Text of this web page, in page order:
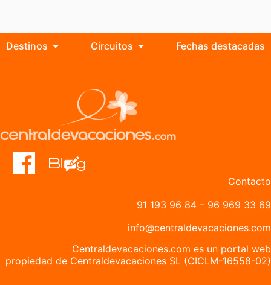
Destinos Circuitos Fechas destacadas
Contacto
91 193 96 84 – 96 969 33 69
info@centraldevacaciones.com
Centraldevacaciones.com es un portal web
propiedad de Centraldevacaciones SL (CICLM-16558-02)